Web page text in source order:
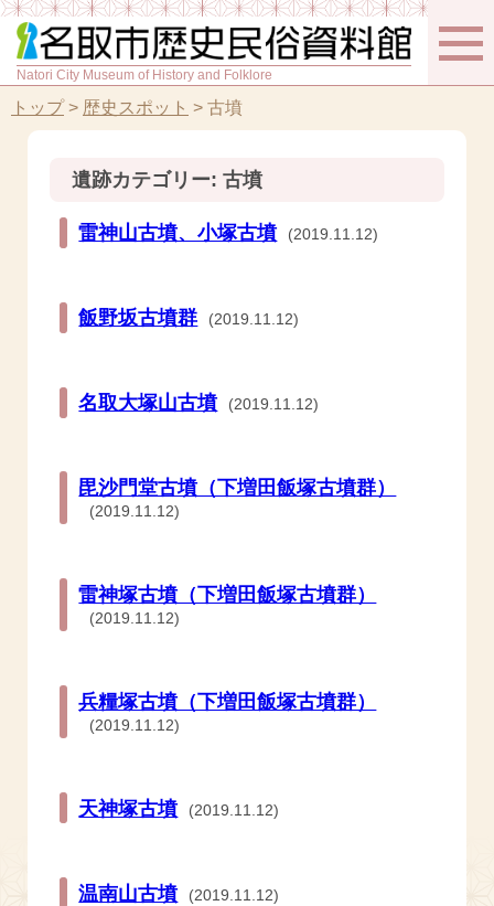
Natori City Museum of History and Folklore
トップ> 歴史スポット > 古墳
遺跡カテゴリー: 古墳
雷神山古墳、小塚古墳 (2019.11.12)
飯野坂古墳群 (2019.11.12)
名取大塚山古墳 (2019.11.12)
毘沙門堂古墳（下増田飯塚古墳群）
(2019.11.12)
雷神塚古墳（下増田飯塚古墳群）
(2019.11.12)
兵糧塚古墳（下増田飯塚古墳群）
(2019.11.12)
天神塚古墳 (2019.11.12)
温南山古墳 (2019.11.12)